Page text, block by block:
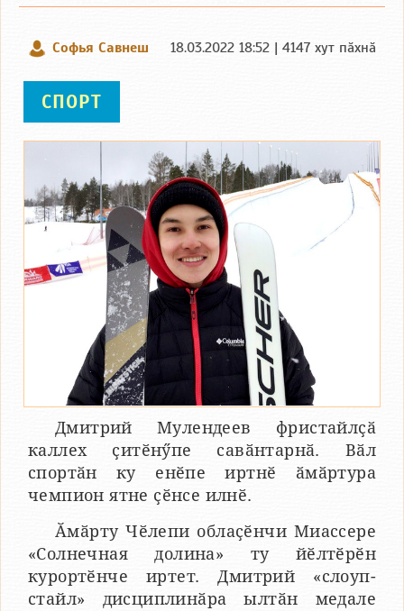
Софья Савнеш 18.03.2022 18:52 | 4147 хут пӑхнӑ
СПОРТ
Дмитрий Мулендеев фристайлҫӑ
каллех ҫитӗнӳпе савӑнтарнӑ. Вӑл
спортӑн ку енӗпе иртнӗ ӑмӑртура
чемпион ятне ҫӗнсе илнӗ.
Ӑмӑрту Чӗлепи облаҫӗнчи Миассере
«Солнечная долина» ту йӗлтӗрӗн
курортӗнче иртет. Дмитрий «слоуп-
стайл» дисциплинӑра ылтӑн медале